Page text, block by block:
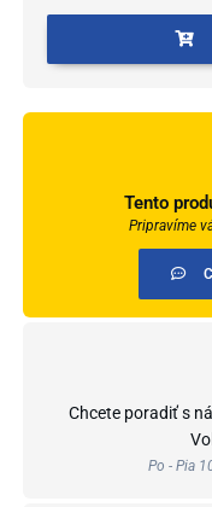
a
-
Tento
Pripravíme
Chcete poradiť s
Po - Pia